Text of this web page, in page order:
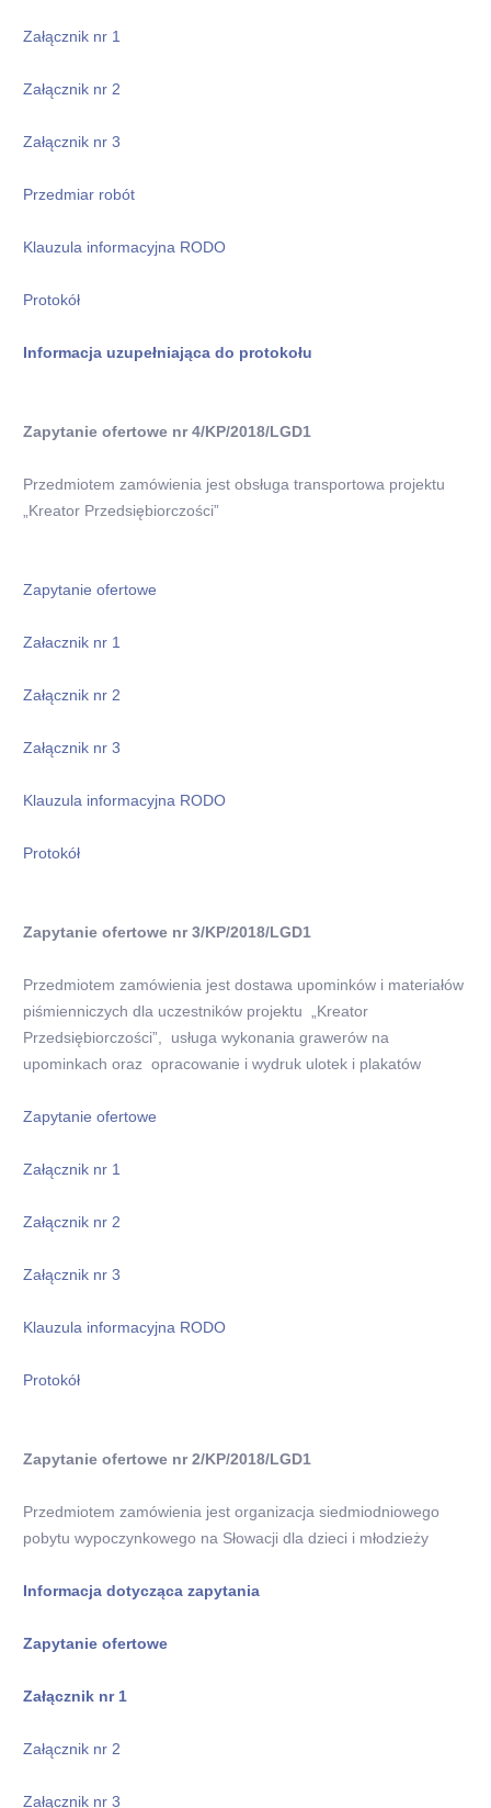
Załącznik nr 1
Załącznik nr 2
Załącznik nr 3
Przedmiar robót
Klauzula informacyjna RODO
Protokół
Informacja uzupełniająca do protokołu
Zapytanie ofertowe nr 4/KP/2018/LGD1
Przedmiotem zamówienia jest obsługa transportowa projektu
„Kreator Przedsiębiorczości”
Zapytanie ofertowe
Załacznik nr 1
Załącznik nr 2
Załącznik nr 3
Klauzula informacyjna RODO
Protokół
Zapytanie ofertowe nr 3/KP/2018/LGD1
Przedmiotem zamówienia jest dostawa upominków i materiałów
piśmienniczych dla uczestników projektu „Kreator
Przedsiębiorczości”, usługa wykonania grawerów na
upominkach oraz opracowanie i wydruk ulotek i plakatów
Zapytanie ofertowe
Załącznik nr 1
Załącznik nr 2
Załącznik nr 3
Klauzula informacyjna RODO
Protokół
Zapytanie ofertowe nr 2/KP/2018/LGD1
Przedmiotem zamówienia jest organizacja siedmiodniowego
pobytu wypoczynkowego na Słowacji dla dzieci i młodzieży
Informacja dotycząca zapytania
Zapytanie ofertowe
Załącznik nr 1
Załącznik nr 2
Załącznik nr 3